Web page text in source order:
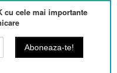
cu cele mai importante